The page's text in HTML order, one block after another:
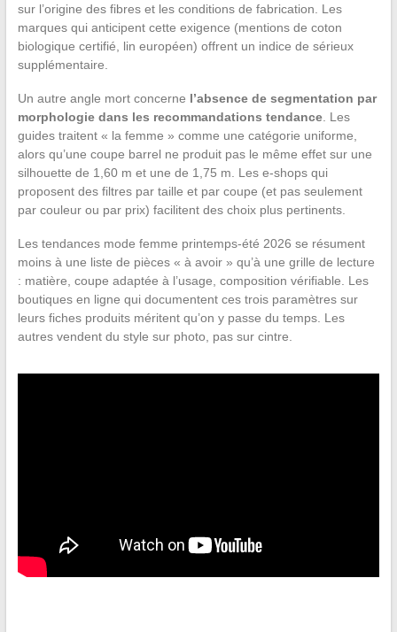
sur l’origine des fibres et les conditions de fabrication. Les
marques qui anticipent cette exigence (mentions de coton
biologique certifié, lin européen) offrent un indice de sérieux
supplémentaire.
Un autre angle mort concerne l’absence de segmentation par
morphologie dans les recommandations tendance. Les
guides traitent « la femme » comme une catégorie uniforme,
alors qu’une coupe barrel ne produit pas le même effet sur une
silhouette de 1,60 m et une de 1,75 m. Les e-shops qui
proposent des filtres par taille et par coupe (et pas seulement
par couleur ou par prix) facilitent des choix plus pertinents.
Les tendances mode femme printemps-été 2026 se résument
moins à une liste de pièces « à avoir » qu’à une grille de lecture
: matière, coupe adaptée à l’usage, composition vérifiable. Les
boutiques en ligne qui documentent ces trois paramètres sur
leurs fiches produits méritent qu’on y passe du temps. Les
autres vendent du style sur photo, pas sur cintre.